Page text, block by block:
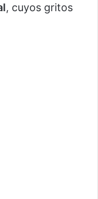
, cuyos gritos